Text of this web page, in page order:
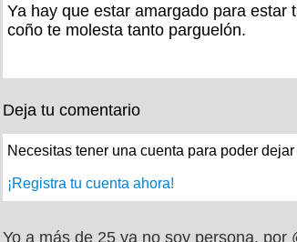
Ya hay que estar amargado para
coño te molesta tanto parguelón.
Deja tu comentario
Necesitas tener una cuenta para poder
¡Registra tu cuenta ahora!
Yo a más de 25 ya no soy persona, por